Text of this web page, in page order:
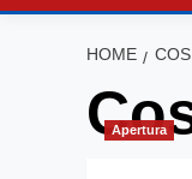
HOME
Apertura